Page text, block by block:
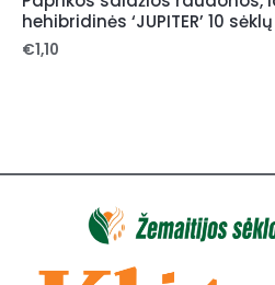
hehibridinės ‘JUPITER’ 10
€1,10